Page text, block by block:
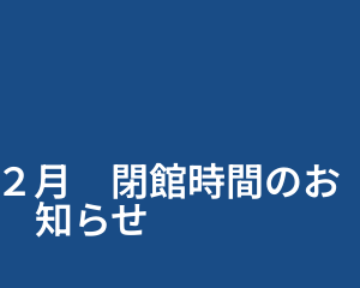
月 閉館時間のお
知らせ